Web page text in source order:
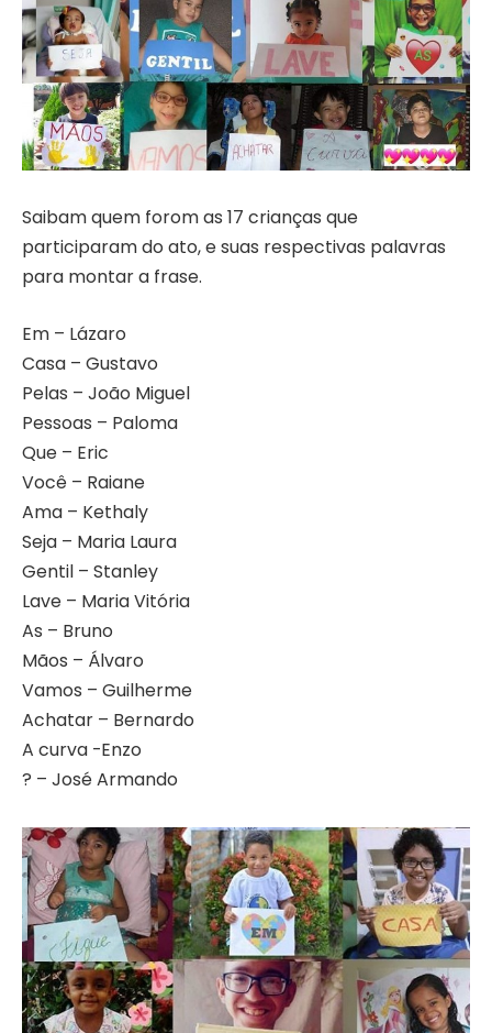
Saibam quem forom as 17 crianças que
participaram do ato, e suas respectivas palavras
para montar a frase.
Em – Lázaro
Casa – Gustavo
Pelas – João Miguel
Pessoas – Paloma
Que – Eric
Você – Raiane
Ama – Kethaly
Seja – Maria Laura
Gentil – Stanley
Lave – Maria Vitória
As – Bruno
Mãos – Álvaro
Vamos – Guilherme
Achatar – Bernardo
A curva -Enzo
? – José Armando